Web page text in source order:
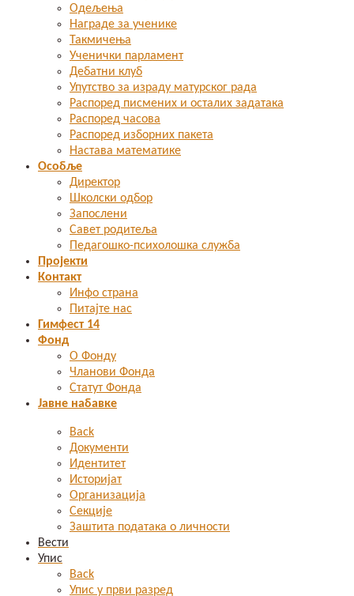
Одељења
Награде за ученике
Такмичења
Ученички парламент
Дебатни клуб
Упутство за израду матурског рада
Распоред писмених и осталих задатака
Распоред часова
Распоред изборних пакета
Настава математике
Особље
Директор
Школски одбор
Запослени
Савет родитеља
Педагошко-психолошка служба
Пројекти
Контакт
Инфо страна
Питајте нас
Гимфест 14
Фонд
О Фонду
Чланови Фонда
Статут Фонда
Јавне набавке
Back
Документи
Идентитет
Историјат
Организација
Секције
Заштита података о личности
Вести
Упис
Back
Упис у први разред